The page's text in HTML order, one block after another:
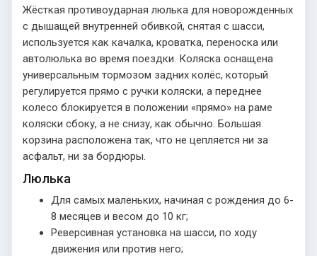
Жёсткая противоударная люлька для новорожденных
с дышащей внутренней обивкой, снятая с шасси,
используется как качалка, кроватка, переноска или
автолюлька во время поездки. Коляска оснащена
универсальным тормозом задних колёс, который
регулируется прямо с ручки коляски, а переднее
колесо блокируется в положении «прямо» на раме
коляски сбоку, а не снизу, как обычно. Большая
корзина расположена так, что не цепляется ни за
асфальт, ни за бордюры.
Люлька
Для самых маленьких, начиная с рождения до 6-
8 месяцев и весом до 10 кг;
Реверсивная установка на шасси, по ходу
движения или против него;